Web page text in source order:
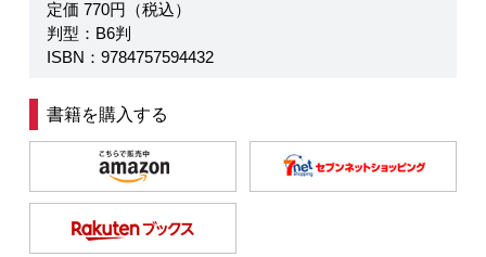
定価 770円（税込）
判型：B6判
ISBN：9784757594432
書籍を購入する